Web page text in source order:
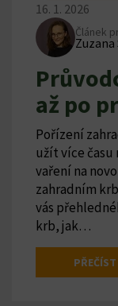
16. 1. 2026
Článek
Zuzana
až po
Pořízení
užít více času
vaření na
zahradním
vás
krb, jak…